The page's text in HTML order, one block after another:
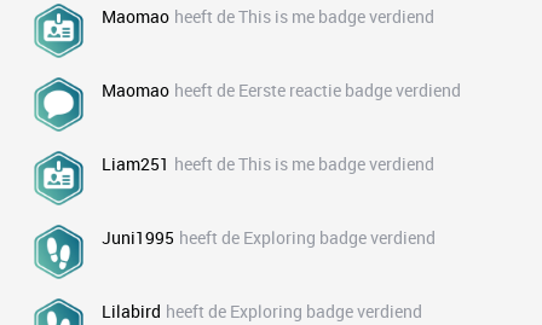
Maomao heeft de This is me badge verdiend
Maomao heeft de Eerste reactie badge verdiend
Liam251 heeft de This is me badge verdiend
Juni1995 heeft de Exploring badge verdiend
Lilabird heeft de Exploring badge verdiend